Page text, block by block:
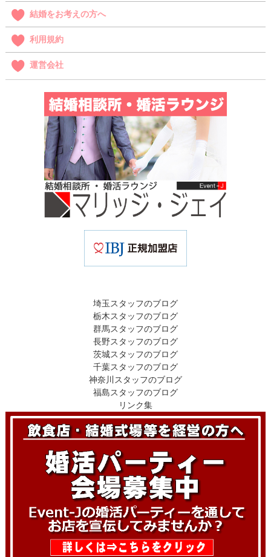
結婚をお考えの方へ
利用規約
運営会社
埼玉スタッフのブログ
栃木スタッフのブログ
群馬スタッフのブログ
長野スタッフのブログ
茨城スタッフのブログ
千葉スタッフのブログ
神奈川スタッフのブログ
福島スタッフのブログ
リンク集